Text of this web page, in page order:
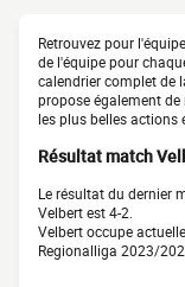
Retrouvez pour
de l'équipe pour
calendrier complet de
propose également
les plus belles actions
Résultat match
Le résultat du dernier
Velbert est 4-2.
Velbert occupe
Regionalliga 2023/